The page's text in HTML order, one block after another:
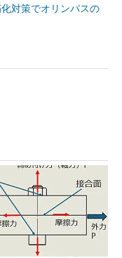
対策でオリンパスの